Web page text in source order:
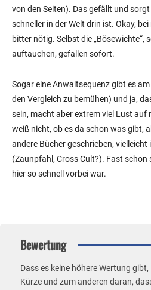
von den Seiten). Das gefällt und
schneller in der Welt drin ist. Okay,
bitter nötig. Selbst die „Bösewichte“,
auftauchen, gefallen sofort.
Sogar eine Anwaltsequenz gibt es
den Vergleich zu bemühen) und ja,
sein, macht aber extrem viel Lust auf
weiß nicht, ob es da schon was gibt,
andere Bücher geschrieben,
(Zaunpfahl, Cross Cult?). Fast schon
hier so schnell vorbei war.
Bewertung
Dass es keine höhere Wertung
Kürze und zum anderen daran,